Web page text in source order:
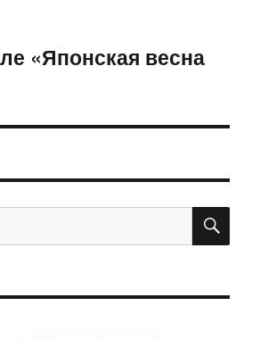
«Японская весна